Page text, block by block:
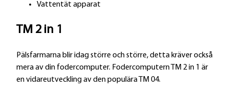
Vattentät apparat
TM 2 in 1
Pälsfarmarna blir idag större och större, detta kräver också
mera av din fodercomputer. Fodercomputern TM 2 in 1 är
en vidareutveckling av den populära TM 04.